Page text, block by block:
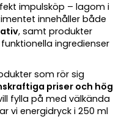
impulsköp – lagom i
innehåller både
, samt produkter
ingredienser
som rör sig
priser och hög
fylla på med välkända
vi energidryck i 250 ml